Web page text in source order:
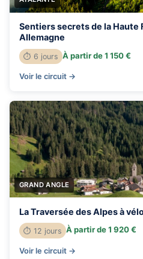
Sentiers secrets de la Haute
Allemagne
⏱ 6 jours À partir de 1 150 €
Voir le circuit →
GRAND ANGLE
La Traversée des Alpes à
⏱ 12 jours À partir de 1 920 €
Voir le circuit →